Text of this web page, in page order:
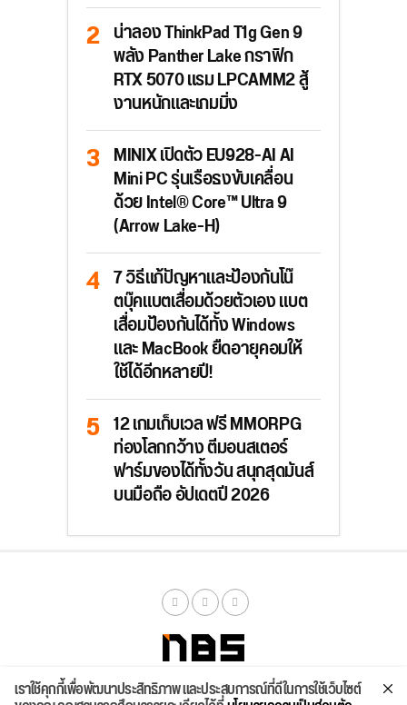
น่าลอง ThinkPad T1g Gen 9
พลัง Panther Lake กราฟิก
RTX 5070 แรม LPCAMM2 สู้
งานหนักและเกมมิ่ง
MINIX เปิดตัว EU928-AI AI
Mini PC รุ่นเรือธงขับเคลื่อน
ด้วย Intel® Core™ Ultra 9
(Arrow Lake-H)
7 วิธีแก้ปัญหาและป้องกันโน๊
ตบุ๊คแบตเสื่อมด้วยตัวเอง แบต
เสื่อมป้องกันได้ทั้ง Windows
และ MacBook ยืดอายุคอมให้
ใช้ได้อีกหลายปี!
12 เกมเก็บเวล ฟรี MMORPG
ท่องโลกกว้าง ตีมอนสเตอร์
ฟาร์มของได้ทั้งวัน สนุกสุดมันส์
บนมือถือ อัปเดตปี 2026
เราใช้คุกกี้เพื่อพัฒนาประสิทธิภาพ และประสบการณ์ที่ดีในการใช้เว็บไซต์